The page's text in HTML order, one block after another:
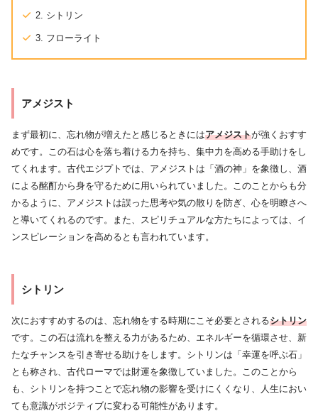
2. シトリン
3. フローライト
アメジスト
まず最初に、忘れ物が増えたと感じるときにはアメジストが強くおすす
めです。この石は心を落ち着ける力を持ち、集中力を高める手助けをし
てくれます。古代エジプトでは、アメジストは「酒の神」を象徴し、酒
による酩酊から身を守るために用いられていました。このことからも分
かるように、アメジストは誤った思考や気の散りを防ぎ、心を明瞭さへ
と導いてくれるのです。また、スピリチュアルな方たちによっては、イ
ンスピレーションを高めるとも言われています。
シトリン
次におすすめするのは、忘れ物をする時期にこそ必要とされるシトリン
です。この石は流れを整える力があるため、エネルギーを循環させ、新
たなチャンスを引き寄せる助けをします。シトリンは「幸運を呼ぶ石」
とも称され、古代ローマでは財運を象徴していました。このことから
も、シトリンを持つことで忘れ物の影響を受けにくくなり、人生におい
ても意識がポジティブに変わる可能性があります。